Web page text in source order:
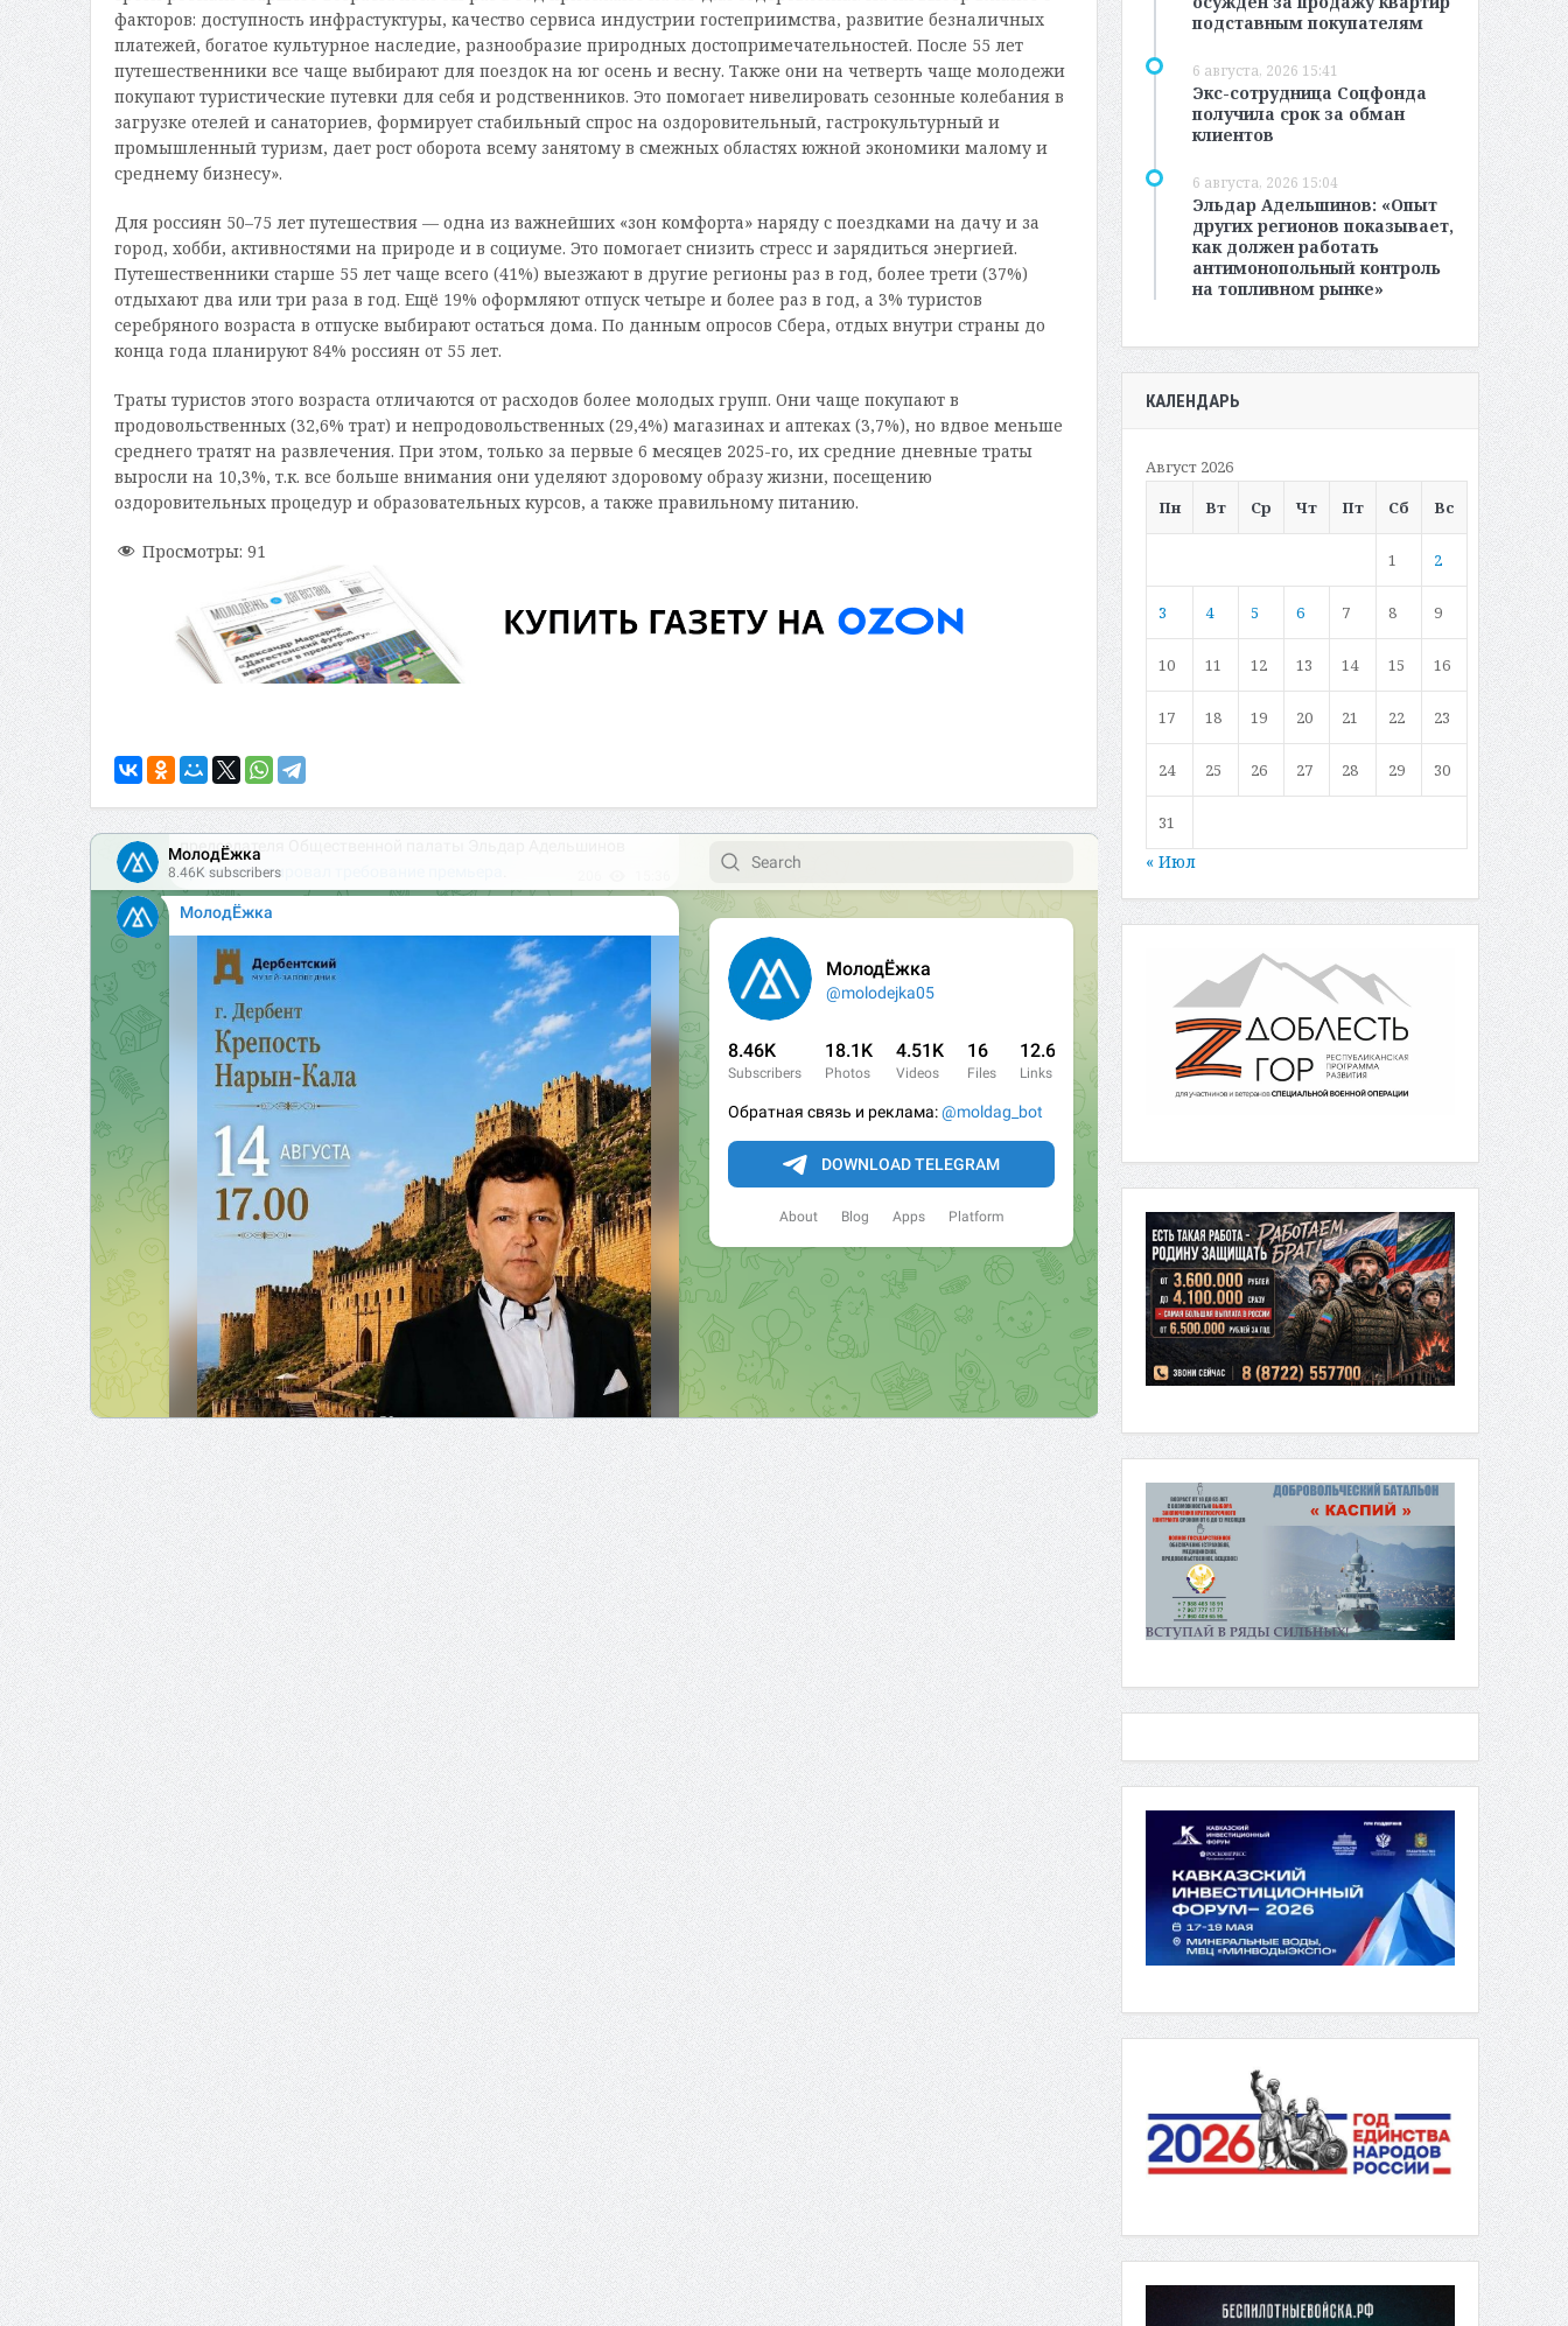
факторов: доступность инфрастуктуры, качество сервиса индустрии гостеприимства, развитие безналичных
платежей, богатое культурное наследие, разнообразие природных достопримечательностей. После 55 лет
путешественники все чаще выбирают для поездок на юг осень и весну. Также они на четверть чаще молодежи
покупают туристические путевки для себя и родственников. Это помогает нивелировать сезонные колебания в
загрузке отелей и санаториев, формирует стабильный спрос на оздоровительный, гастрокультурный и
промышленный туризм, дает рост оборота всему занятому в смежных областях южной экономики малому и
среднему бизнесу».
Для россиян 50–75 лет путешествия — одна из важнейших «зон комфорта» наряду с поездками на дачу и за
город, хобби, активностями на природе и в социуме. Это помогает снизить стресс и зарядиться энергией.
Путешественники старше 55 лет чаще всего (41%) выезжают в другие регионы раз в год, более трети (37%)
отдыхают два или три раза в год. Ещё 19% оформляют отпуск четыре и более раз в год, а 3% туристов
серебряного возраста в отпуске выбирают остаться дома. По данным опросов Сбера, отдых внутри страны до
конца года планируют 84% россиян от 55 лет.
Траты туристов этого возраста отличаются от расходов более молодых групп. Они чаще покупают в
продовольственных (32,6% трат) и непродовольственных (29,4%) магазинах и аптеках (3,7%), но вдвое меньше
среднего тратят на развлечения. При этом, только за первые 6 месяцев 2025-го, их средние дневные траты
выросли на 10,3%, т.к. все больше внимания они уделяют здоровому образу жизни, посещению
оздоровительных процедур и образовательных курсов, а также правильному питанию.
Просмотры: 91
подставным покупателям
6 августа, 2026 15:41
Экс-сотрудница Соцфонда
получила срок за обман
клиентов
6 августа, 2026 15:04
Эльдар Адельшинов: «Опыт
других регионов показывает,
как должен работать
антимонопольный контроль
на топливном рынке»
КАЛЕНДАРЬ
Август 2026
Пн
Вт Ср Чт Пт Сб Вс
1 2
3 4 5 6 7 8 9
10 11 12 13 14 15 16
17 18 19 20 21 22 23
24 25 26 27 28 29 30
31
« Июл